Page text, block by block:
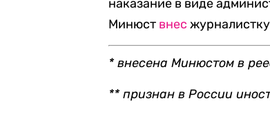
наказание в виде
Минюст внес
* внесена Минюстом в
** признан в России